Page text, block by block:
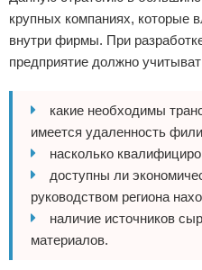
крупных компаниях, которые
внутри фирмы. При
предприятие должно
какие необходимы
имеется удаленность
насколько
доступны ли
руководством региона
наличие источников
материалов.